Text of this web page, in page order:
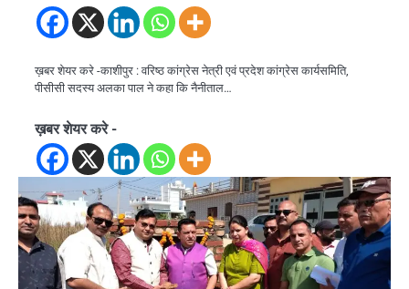
ख़बर शेयर करे -काशीपुर : वरिष्ठ कांग्रेस नेत्री एवं प्रदेश कांग्रेस कार्यसमिति,
पीसीसी सदस्य अलका पाल ने कहा कि नैनीताल…
ख़बर शेयर करे -